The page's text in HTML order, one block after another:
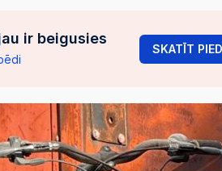
ir beigusies
SKATĪT